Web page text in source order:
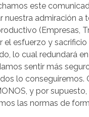
este
nuestra admiración a
(Empresas,
el esfuerzo y
lo cual redundará
sentir más
lo conseguiremos.
y por supuesto,
las normas de